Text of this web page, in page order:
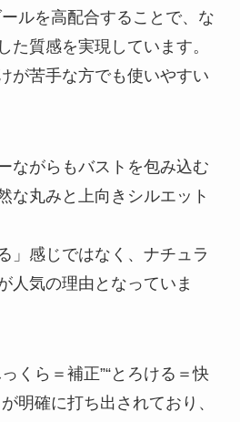
ルを高配合することで、な
た質感を実現しています。
が苦手な方でも使いやすい
ながらもバストを包み込む
な丸みと上向きシルエット
」感じではなく、ナチュラ
人気の理由となっていま
くら＝補正”“とろける＝快
明確に打ち出されており、